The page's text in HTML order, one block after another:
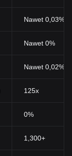
Nawet 0,03%
Nawet 0%
Nawet 0,02%
125x
0%
1,300+